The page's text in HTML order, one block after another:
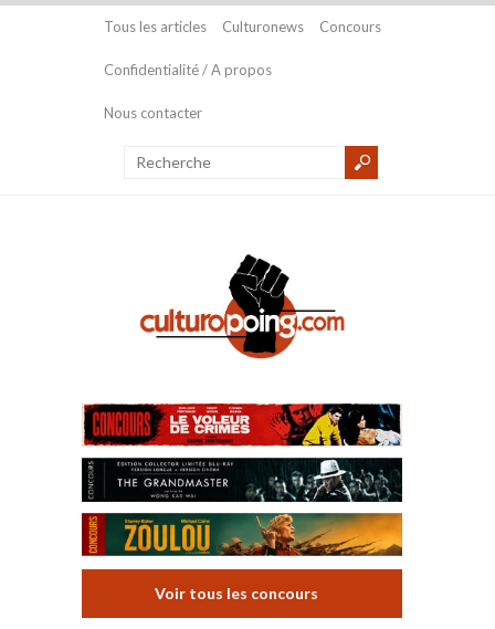
Tous les articles Culturonews Concours
Confidentialité / A propos
Nous contacter
Voir tous les concours